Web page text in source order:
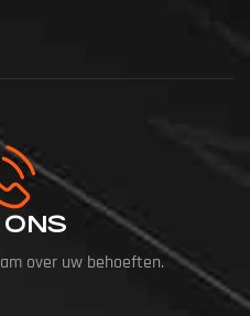
over uw behoeften.